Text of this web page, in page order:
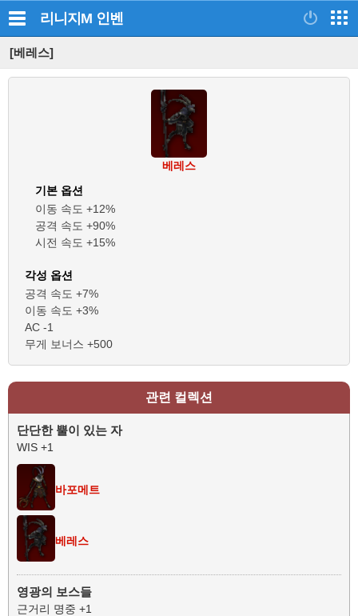
리니지M 인벤
[베레스]
베레스
기본 옵션
이동 속도 +12%
공격 속도 +90%
시전 속도 +15%
각성 옵션
공격 속도 +7%
이동 속도 +3%
AC -1
무게 보너스 +500
관련 컬렉션
단단한 뿔이 있는 자
WIS +1
바포메트
베레스
영광의 보스들
근거리 명중 +1